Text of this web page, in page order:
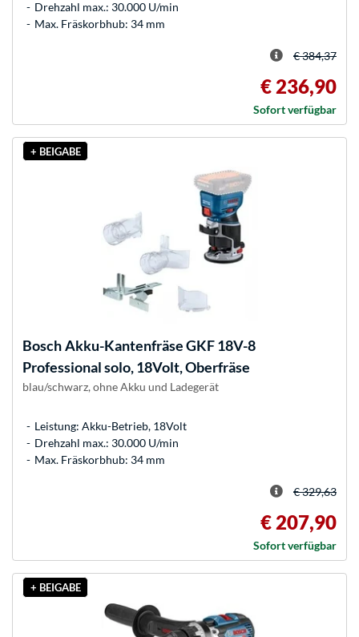
Drehzahl max.: 30.000 U/min
Max. Fräskorbhub: 34 mm
€ 384,37
€ 236,90
Sofort verfügbar
+ BEIGABE
BoschAkku-Kantenfräse GKF 18V-8
Professional solo, 18Volt, Oberfräse
blau/schwarz, ohne Akku und Ladegerät
Leistung: Akku-Betrieb, 18Volt
Drehzahl max.: 30.000 U/min
Max. Fräskorbhub: 34 mm
€ 329,63
€ 207,90
Sofort verfügbar
+ BEIGABE